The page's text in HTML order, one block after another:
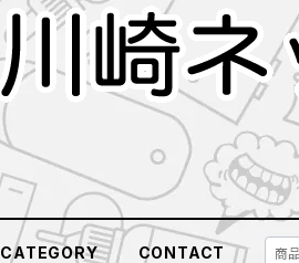
CATEGORY CONTACT